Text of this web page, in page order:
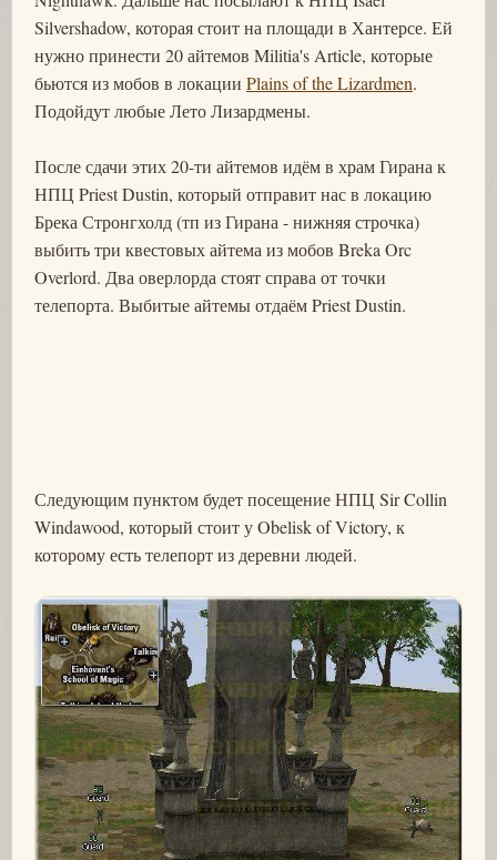
Silvershadow, которая стоит на площади в Хантерсе. Ей
нужно принести 20 айтемов Militia's Article, которые
бьются из мобов в локации Plains of the Lizardmen.
Подойдут любые Лето Лизардмены.
После сдачи этих 20-ти айтемов идём в храм Гирана к
НПЦ Priest Dustin, который отправит нас в локацию
Брека Стронгхолд (тп из Гирана - нижняя строчка)
выбить три квестовых айтема из мобов Breka Orc
Overlord. Два оверлорда стоят справа от точки
телепорта. Выбитые айтемы отдаём Priest Dustin.
Следующим пунктом будет посещение НПЦ Sir Collin
Windawood, который стоит у Obelisk of Victory, к
которому есть телепорт из деревни людей.